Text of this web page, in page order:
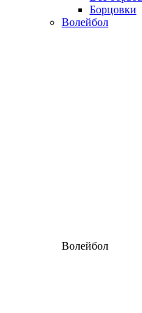
Борцовки
Волейбол
Волейбол